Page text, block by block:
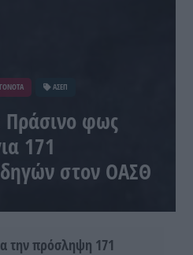
ΑΣΕΠ
Πράσινο φως
171
στον ΟΑΣΘ
την πρόσληψη 171